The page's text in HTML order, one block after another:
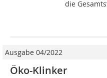
die
Ausgabe 04/2022
Öko-Klinker